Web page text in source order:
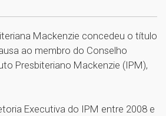
Mackenzie concedeu o título
ao membro do Conselho
Presbiteriano Mackenzie (IPM),
Executiva do IPM entre 2008 e